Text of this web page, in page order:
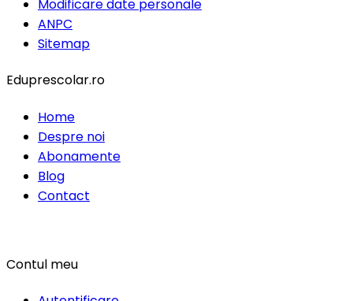
Modificare date personale
ANPC
Sitemap
Eduprescolar.ro
Home
Despre noi
Abonamente
Blog
Contact
Contul meu